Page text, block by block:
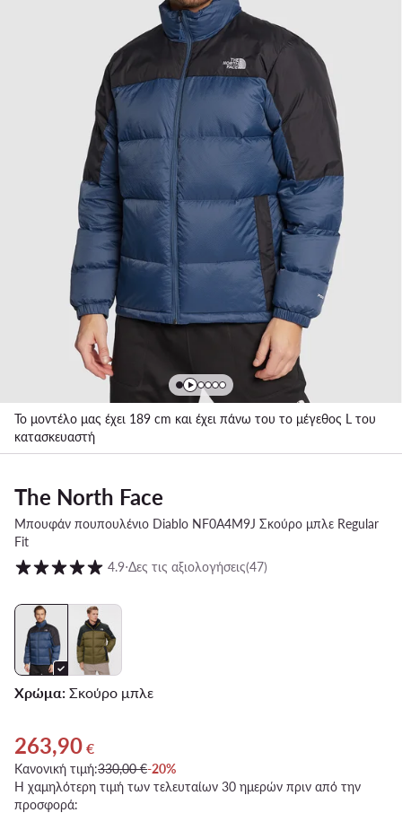
Το μοντέλο μας έχει 189 cm και έχει πάνω του το μέγεθος L του
κατασκευαστή
The North Face
Μπουφάν πουπουλένιο Diablo NF0A4M9J Σκούρο μπλε Regular
Fit
Βαθμολογία πελατών σε κλίμακα 1 έως 5
4.9⋅Δες τις αξιολογήσεις(47)
Χρώμα: Σκούρο μπλε
Τρέχουσα τιμή 263,90 €
263,90 €
Κανονική τιμή:330,00 €-20%
Η χαμηλότερη τιμή των τελευταίων 30 ημερών πριν από την
προσφορά: